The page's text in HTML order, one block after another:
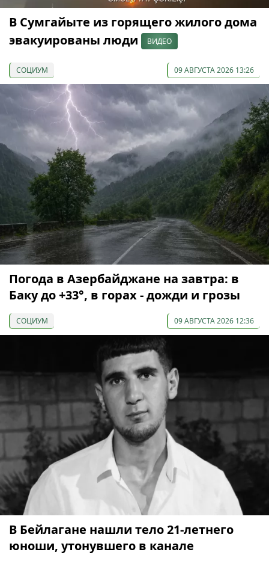
В Сумгайыте из горящего жилого дома
эвакуированы люди
ВИДЕО
СОЦИУМ 09 АВГУСТА 2026 13:26
Погода в Азербайджане на завтра: в
Баку до +33°, в горах - дожди и грозы
СОЦИУМ 09 АВГУСТА 2026 12:36
В Бейлагане нашли тело 21-летнего
юноши, утонувшего в канале